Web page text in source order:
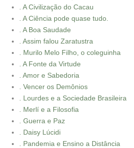
. A Civilização do Cacau
. A Ciência pode quase tudo.
. A Boa Saudade
. Assim falou Zaratustra
. Murilo Melo Filho, o coleguinha
. A Fonte da Virtude
. Amor e Sabedoria
. Vencer os Demônios
. Lourdes e a Sociedade Brasileira
. Merlí e a Filosofia
. Guerra e Paz
. Daisy Lúcidi
. Pandemia e Ensino a Distância